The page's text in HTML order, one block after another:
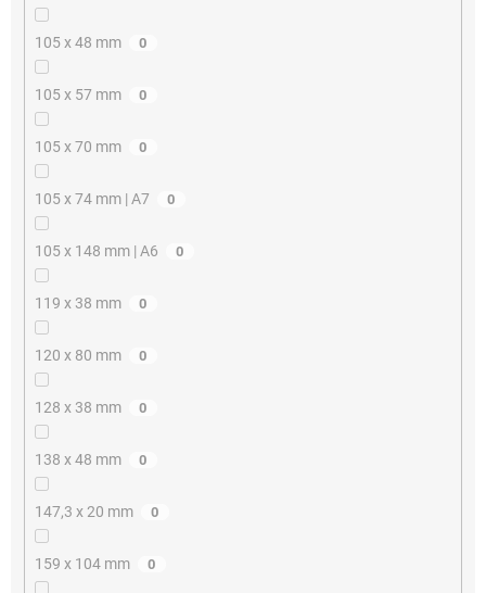
105 x 48 mm 0
105 x 57 mm 0
105 x 70 mm 0
105 x 74 mm | A7 0
105 x 148 mm | A6 0
119 x 38 mm 0
120 x 80 mm 0
128 x 38 mm 0
138 x 48 mm 0
147,3 x 20 mm 0
159 x 104 mm 0